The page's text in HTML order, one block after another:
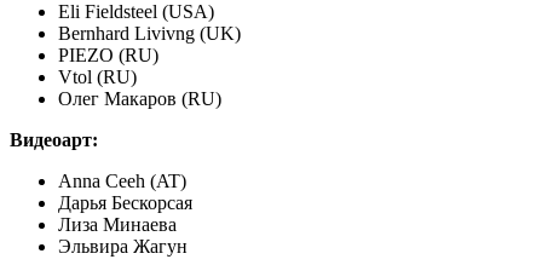
Eli Fieldsteel (USA)
Bernhard Livivng (UK)
PIEZO (RU)
Vtol (RU)
Олег Макаров (RU)
Видеоарт:
Anna Ceeh (AT)
Дарья Бескорсая
Лиза Минаева
Эльвира Жагун